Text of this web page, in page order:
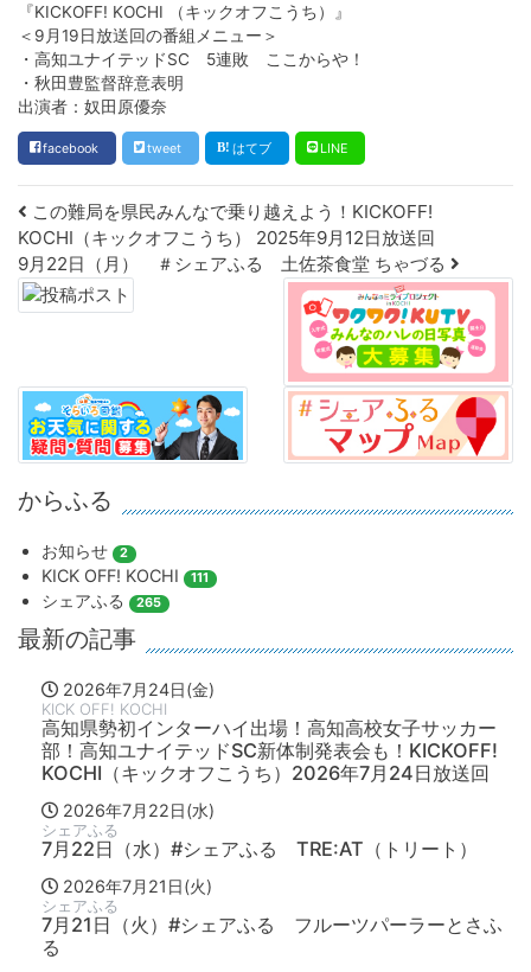
『KICKOFF! KOCHI （キックオフこうち）』
＜9月19日放送回の番組メニュー＞
・高知ユナイテッドSC 5連敗 ここからや！
・秋田豊監督辞意表明
出演者：奴田原優奈
facebook tweet はてブ LINE
Post navigation
この難局を県民みんなで乗り越えよう！KICKOFF!
KOCHI（キックオフこうち） 2025年9月12日放送回
9月22日（月） ＃シェアふる 土佐茶食堂 ちゃづる
からふる
お知らせ 2
KICK OFF! KOCHI 111
シェアふる 265
最新の記事
2026年7月24日(金)
KICK OFF! KOCHI
高知県勢初インターハイ出場！高知高校女子サッカー
部！高知ユナイテッドSC新体制発表会も！KICKOFF!
KOCHI（キックオフこうち）2026年7月24日放送回
2026年7月22日(水)
シェアふる
7月22日（水）#シェアふる TRE:AT（トリート）
2026年7月21日(火)
シェアふる
7月21日（火）#シェアふる フルーツパーラーとさふ
る